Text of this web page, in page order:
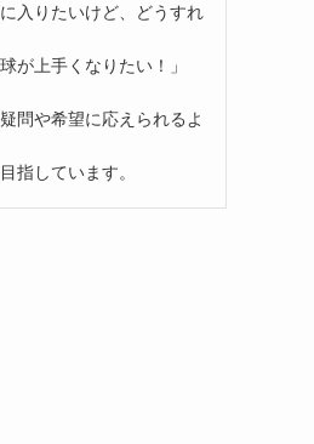
に入りたいけど、どうすれ
が上手くなりたい！」
問や希望に応えられるよ
指しています。